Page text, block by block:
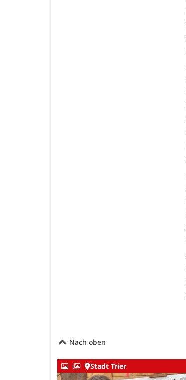
Nach oben
Stadt Trier